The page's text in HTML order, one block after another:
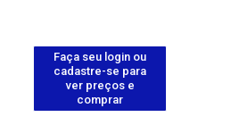
Faça seu login ou
cadastre-se para
ver preços e
comprar